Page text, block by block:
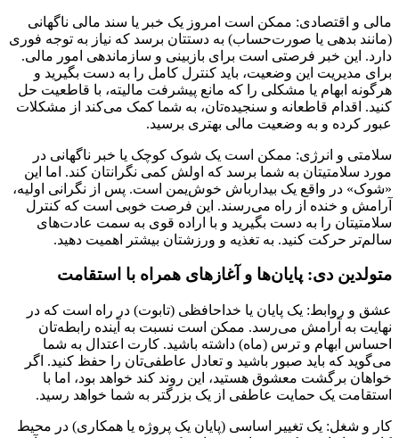
مالی و اقتصادی: ممکن است امروز یک خبر یا سند مالی ناگهانی
(مانند بدهی یا صورت‌حساب) به دستتان برسد که نیاز به توجه فوری
دارد. این خبر فرصتی است برای بازبینی و سازماندهی امور مالی.
برای مدیریت این وضعیت، باید کنترل کامل را به دست بگیرید و
هرگونه ابهام یا مشکلی را که مانع پیشرفت مالیته، با قاطعیت حل
کنید. اقدام قاطعانه و سنجیده‌تان، به شما کمک می‌کند از مشکلات
عبور کرده و به وضعیت مالی بهتری برسید.
سلامتی و انرژی: ممکن است یک شوک کوچک یا خبر ناگهانی در
مورد سلامتیتان به شما برسد که اولش کمی نگرانتان کند. اما این
«شوک» در واقع یک بیدارباش خوش‌یمن است. پس از نگرانی اولیه،
آرامش و خنده از راه می‌رسند. این فرصت خوبی است که کنترل
سلامتیتان را به دست بگیرید و با اراده قوی به سمت عادت‌های
سالم‌تر حرکت کنید. به تغذیه و ورزشتان بیشتر اهمیت دهید.
متولدین دی: پایان‌ها و آغازهای همراه با استقامت
عشق و روابط: یک پایان یا خداحافظی (تابوت) در راه است که در
نهایت به آرامش می‌رسد. ممکن است نسبت به آینده رابطه‌تان
احساس ابهام و ترس (ماه) داشته باشید. کارت اعتدال به شما
می‌گوید که باید صبور باشید و تعادل عاطفی‌تان را حفظ کنید. اگر
خواهان برگشت معشوق هستید، این روند کند خواهد بود، اما با
استقامت یک حمایت عاطفی از یک بزرگتر به شما خواهد رسید.
کار و شغل: یک تغییر اساسی (پایان یک پروژه یا همکاری) در محیط